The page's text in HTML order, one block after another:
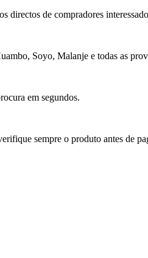
de compradores
Soyo, Malanje e todas as
em segundos.
sempre o produto antes de